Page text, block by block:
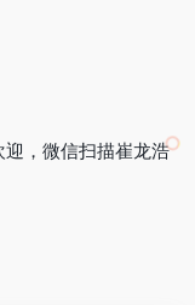
，微信扫描崔龙浩